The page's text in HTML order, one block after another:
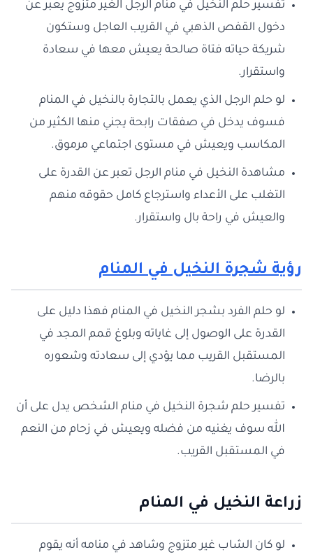
تفسير حلم النخيل في منام الرجل الغير متزوج يعبر عن
دخول القفص الذهبي في القريب العاجل وستكون
شريكة حياته فتاة صالحة يعيش معها في سعادة
واستقرار.
لو حلم الرجل الذي يعمل بالتجارة بالنخيل في المنام
فسوف يدخل في صفقات رابحة يجني منها الكثير من
المكاسب ويعيش في مستوى اجتماعي مرموق.
مشاهدة النخيل في منام الرجل تعبر عن القدرة على
التغلب على الأعداء واسترجاع كامل حقوقه منهم
والعيش في راحة بال واستقرار.
رؤية شجرة النخيل في المنام
لو حلم الفرد بشجر النخيل في المنام فهذا دليل على
القدرة على الوصول إلى غاياته وبلوغ قمم المجد في
المستقبل القريب مما يؤدي إلى سعادته وشعوره
بالرضا.
تفسير حلم شجرة النخيل في منام الشخص يدل على أن
الله سوف يغنيه من فضله ويعيش في زحام من النعم
في المستقبل القريب.
زراعة النخيل في المنام
لو كان الشاب غير متزوج وشاهد في منامه أنه يقوم